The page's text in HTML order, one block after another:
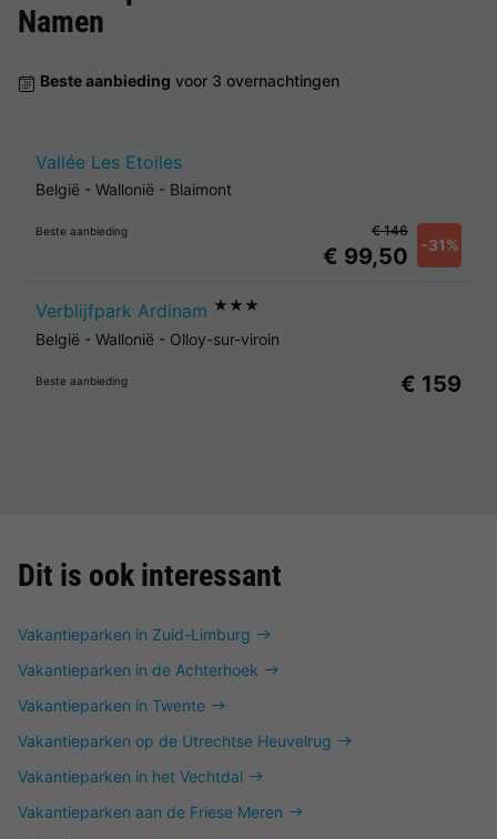
Namen
Beste aanbieding voor 3 overnachtingen
Vallée Les Etoiles
België - Wallonië - Blaimont
Beste aanbieding
€ 99,50 -31%
€ 146
Verblijfpark Ardinam ★★★
België - Wallonië - Olloy-sur-viroin
Beste aanbieding € 159
Dit is ook interessant
Vakantieparken in Zuid-Limburg
Vakantieparken in de Achterhoek
Vakantieparken in Twente
Vakantieparken op de Utrechtse Heuvelrug
Vakantieparken in het Vechtdal
Vakantieparken aan de Friese Meren